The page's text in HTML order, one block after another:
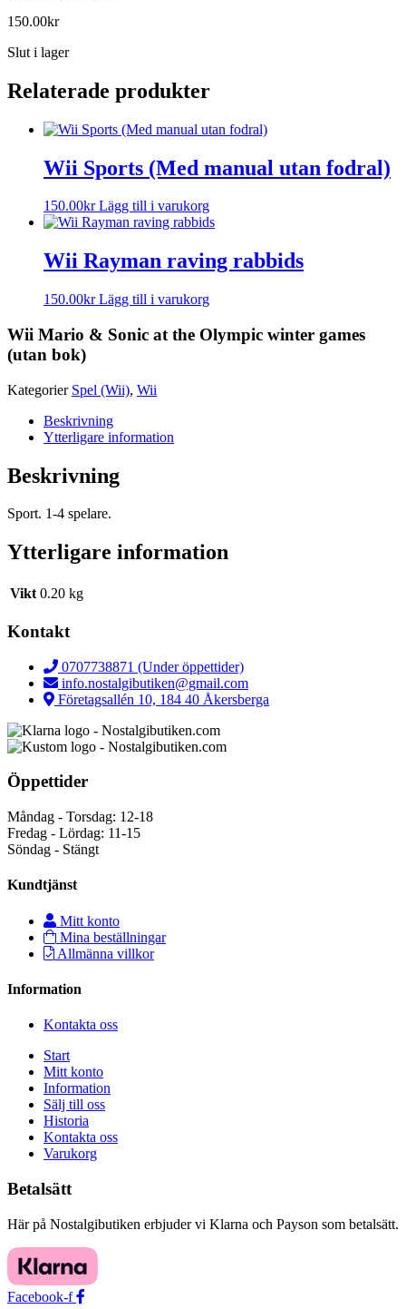
150.00kr
Slut i lager
Relaterade produkter
Wii Sports (Med manual utan fodral)
150.00kr Lägg till i varukorg
Wii Rayman raving rabbids
150.00kr Lägg till i varukorg
Wii Mario & Sonic at the Olympic winter games
(utan bok)
Kategorier Spel (Wii), Wii
Beskrivning
Ytterligare information
Beskrivning
Sport. 1-4 spelare.
Ytterligare information
Vikt 0.20 kg
Kontakt
0707738871 (Under öppettider)
info.nostalgibutiken@gmail.com
Företagsallén 10, 184 40 Åkersberga
Öppettider
Måndag - Torsdag: 12-18
Fredag - Lördag: 11-15
Söndag - Stängt
Kundtjänst
Mitt konto
Mina beställningar
Allmänna villkor
Information
Kontakta oss
Start
Mitt konto
Information
Sälj till oss
Historia
Kontakta oss
Varukorg
Betalsätt
Här på Nostalgibutiken erbjuder vi Klarna och Payson som betalsätt.
Facebook-f